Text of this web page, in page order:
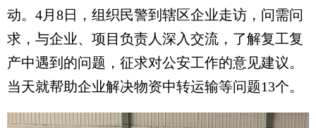
动。4月8日，组织民警到辖区企业走访，问需问
求，与企业、项目负责人深入交流，了解复工复
产中遇到的问题，征求对公安工作的意见建议。
当天就帮助企业解决物资中转运输等问题13个。